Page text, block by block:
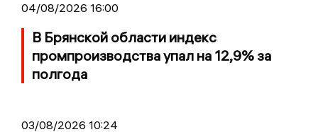
04/08/2026 16:00
В Брянской области индекс
промпроизводства упал на 12,9% за
полгода
03/08/2026 10:24